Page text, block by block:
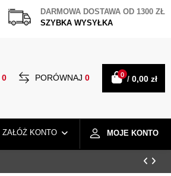
DARMOWA DOSTAWA OD 1300 ZŁ
SZYBKA WYSYŁKA
0 PORÓWNAJ 0 0 / 0,00 zł
MOJE KONTO
ZAŁÓŻ KONTO